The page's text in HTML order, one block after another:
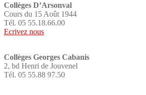
Collèges D’Arsonval
Cours du 15 Août 1944
Tél. 05 55.18.66.00
Ecrivez nous
Collèges Georges Cabanis
2, bd Henri de Jouvenel
Tél. 05 55.88 97.50